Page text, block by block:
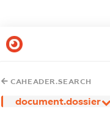
CAHEADER.SEARCH
document.dossier